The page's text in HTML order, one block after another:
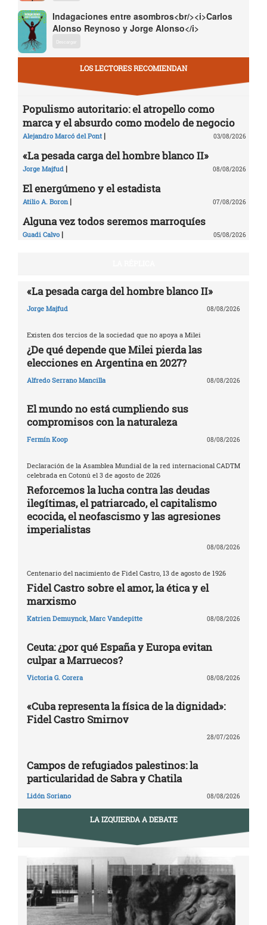
Indagaciones entre asombros<br/><i>Carlos
Alonso Reynoso y Jorge Alonso</i>
Descargar
LOS LECTORES RECOMIENDAN
Populismo autoritario: el atropello como
marca y el absurdo como modelo de negocio
Alejandro Marcó del Pont | 03/08/2026
«La pesada carga del hombre blanco II»
Jorge Majfud | 08/08/2026
El energúmeno y el estadista
Atilio A. Boron | 07/08/2026
Alguna vez todos seremos marroquíes
Guadi Calvo | 05/08/2026
«La pesada carga del hombre blanco II»
Jorge Majfud 08/08/2026
Existen dos tercios de la sociedad que no apoya a Milei
¿De qué depende que Milei pierda las
elecciones en Argentina en 2027?
Alfredo Serrano Mancilla 08/08/2026
El mundo no está cumpliendo sus
compromisos con la naturaleza
Fermín Koop 08/08/2026
Declaración de la Asamblea Mundial de la red internacional CADTM
celebrada en Cotonú el 3 de agosto de 2026
Reforcemos la lucha contra las deudas
ilegítimas, el patriarcado, el capitalismo
ecocida, el neofascismo y las agresiones
imperialistas
08/08/2026
Centenario del nacimiento de Fidel Castro, 13 de agosto de 1926
Fidel Castro sobre el amor, la ética y el
marxismo
Katrien Demuynck, Marc Vandepitte 08/08/2026
Ceuta: ¿por qué España y Europa evitan
culpar a Marruecos?
Victoria G. Corera 08/08/2026
«Cuba representa la física de la dignidad»:
Fidel Castro Smirnov
28/07/2026
Campos de refugiados palestinos: la
particularidad de Sabra y Chatila
Lidón Soriano 08/08/2026
LA IZQUIERDA A DEBATE